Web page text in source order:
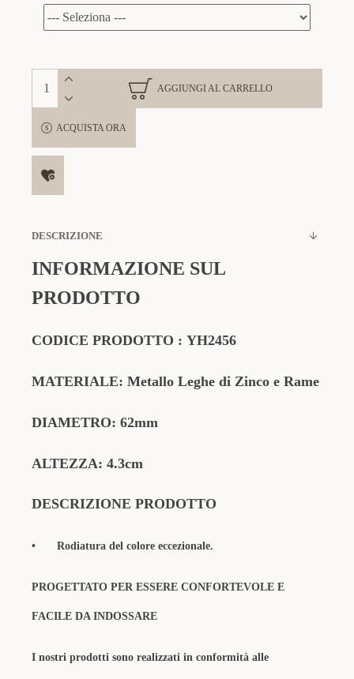
AGGIUNGI AL CARRELLO
ACQUISTA ORA
DESCRIZIONE
INFORMAZIONE SUL
PRODOTTO
CODICE PRODOTTO : YH2456
MATERIALE: Metallo Leghe di Zinco e Rame
DIAMETRO: 62mm
ALTEZZA: 4.3cm
DESCRIZIONE PRODOTTO
• Rodiatura del colore eccezionale.
PROGETTATO PER ESSERE CONFORTEVOLE E
FACILE DA INDOSSARE
I nostri prodotti sono realizzati in conformità alle